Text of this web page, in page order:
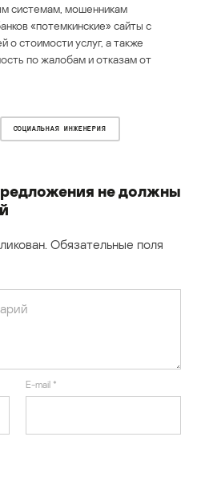
системам, мошенникам
«потемкинские» сайты с
стоимости услуг, а также
по жалобам и отказам от
СОЦИАЛЬНАЯ ИНЖЕНЕРИЯ
не должны
Обязательные поля
E-mail *